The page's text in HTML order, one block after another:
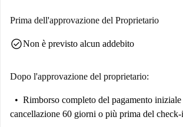
Prima dell'approvazione del Proprietario
check_circleNon è previsto alcun addebito
Dopo l'approvazione del proprietario:
Rimborso completo del pagamento iniziale
cancellazione 60 giorni o più prima del check-